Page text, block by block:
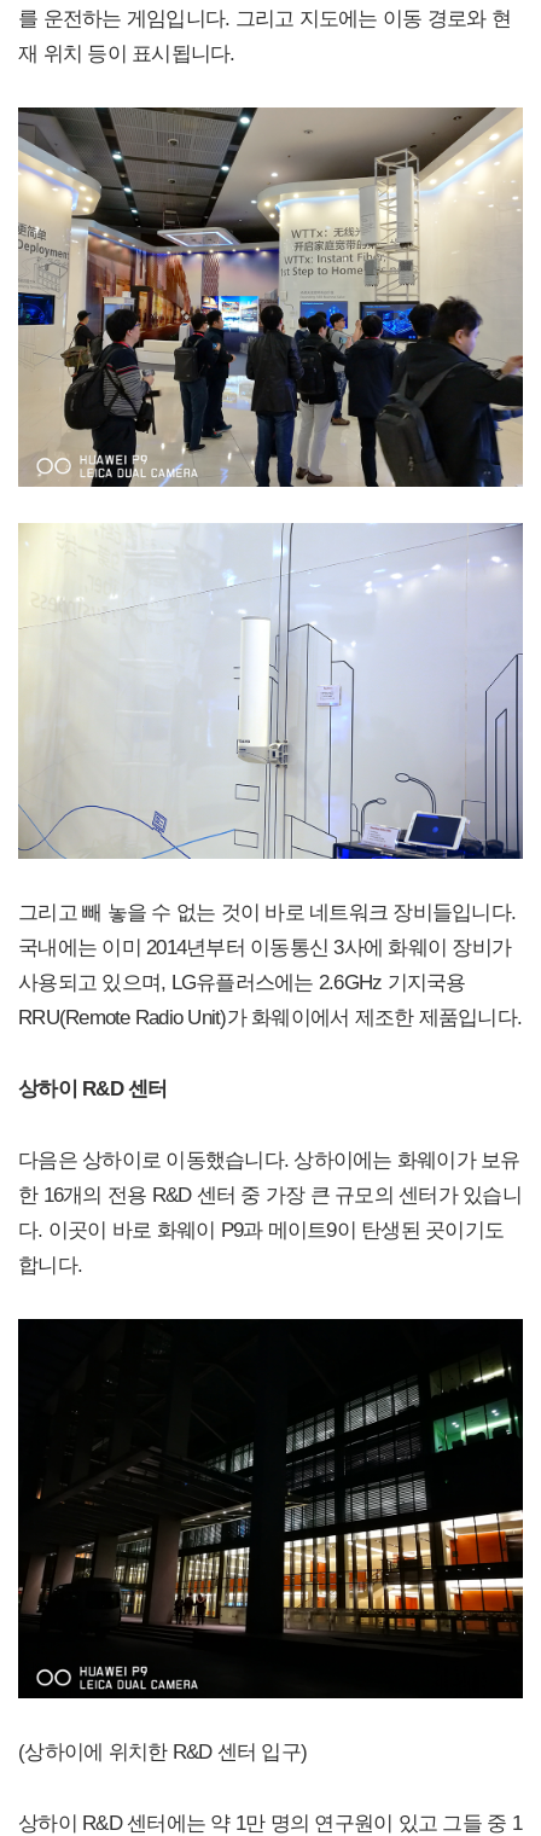
를 운전하는 게임입니다. 그리고 지도에는 이동 경로와 현
재 위치 등이 표시됩니다.
그리고 빼 놓을 수 없는 것이 바로 네트워크 장비들입니다.
국내에는 이미 2014년부터 이동통신 3사에 화웨이 장비가
사용되고 있으며, LG유플러스에는 2.6GHz 기지국용
RRU(Remote Radio Unit)가 화웨이에서 제조한 제품입니다.
상하이 R&D 센터
다음은 상하이로 이동했습니다. 상하이에는 화웨이가 보유
한 16개의 전용 R&D 센터 중 가장 큰 규모의 센터가 있습니
다. 이곳이 바로 화웨이 P9과 메이트9이 탄생된 곳이기도
합니다.
(상하이에 위치한 R&D 센터 입구)
상하이 R&D 센터에는 약 1만 명의 연구원이 있고 그들 중 1